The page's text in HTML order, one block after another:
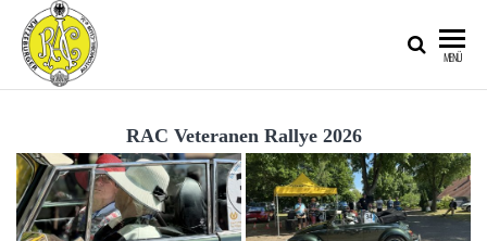
AUTOMOBIL-
CLUB IM
ADAC E.V.
MENÜ
RAC Veteranen Rallye 2026